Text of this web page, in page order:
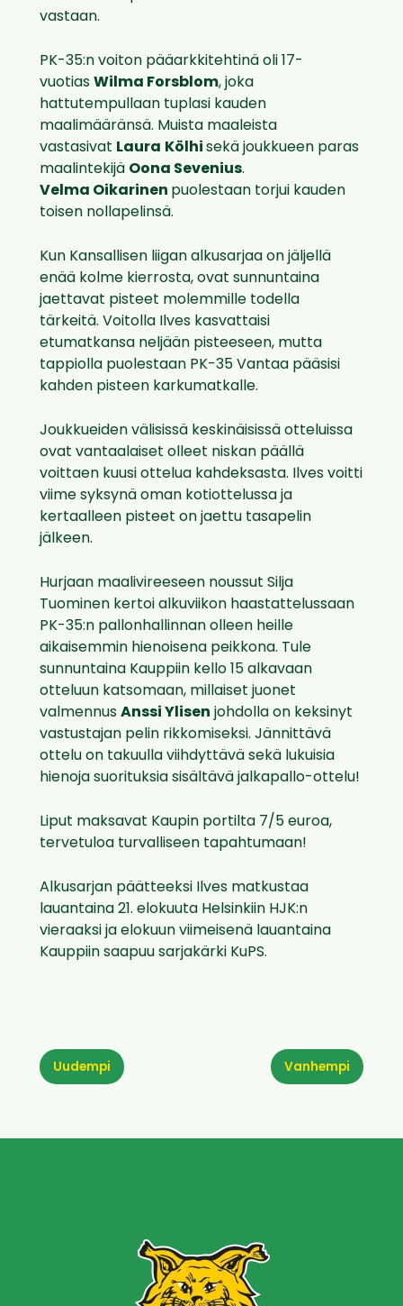
vastaan.
PK-35:n voiton pääarkkitehtinä oli 17-
vuotias Wilma Forsblom, joka
hattutempullaan tuplasi kauden
maalimääränsä. Muista maaleista
vastasivat Laura Kölhi sekä joukkueen paras
maalintekijä Oona Sevenius.
Velma Oikarinen puolestaan torjui kauden
toisen nollapelinsä.
Kun Kansallisen liigan alkusarjaa on jäljellä
enää kolme kierrosta, ovat sunnuntaina
jaettavat pisteet molemmille todella
tärkeitä. Voitolla Ilves kasvattaisi
etumatkansa neljään pisteeseen, mutta
tappiolla puolestaan PK-35 Vantaa pääsisi
kahden pisteen karkumatkalle.
Joukkueiden välisissä keskinäisissä otteluissa
ovat vantaalaiset olleet niskan päällä
voittaen kuusi ottelua kahdeksasta. Ilves voitti
viime syksynä oman kotiottelussa ja
kertaalleen pisteet on jaettu tasapelin
jälkeen.
Hurjaan maalivireeseen noussut Silja
Tuominen kertoi alkuviikon haastattelussaan
PK-35:n pallonhallinnan olleen heille
aikaisemmin hienoisena peikkona. Tule
sunnuntaina Kauppiin kello 15 alkavaan
otteluun katsomaan, millaiset juonet
valmennus Anssi Ylisen johdolla on keksinyt
vastustajan pelin rikkomiseksi. Jännittävä
ottelu on takuulla viihdyttävä sekä lukuisia
hienoja suorituksia sisältävä jalkapallo-ottelu!
Liput maksavat Kaupin portilta 7/5 euroa,
tervetuloa turvalliseen tapahtumaan!
Alkusarjan päätteeksi Ilves matkustaa
lauantaina 21. elokuuta Helsinkiin HJK:n
vieraaksi ja elokuun viimeisenä lauantaina
Kauppiin saapuu sarjakärki KuPS.
Vanhempi
Uudempi